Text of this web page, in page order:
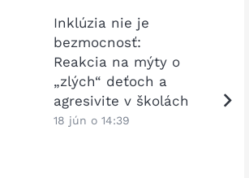
Inklúzia nie je
bezmocnosť:
Reakcia na mýty o
„zlých“ deťoch a
agresivite v školách
18 jún o 14:39